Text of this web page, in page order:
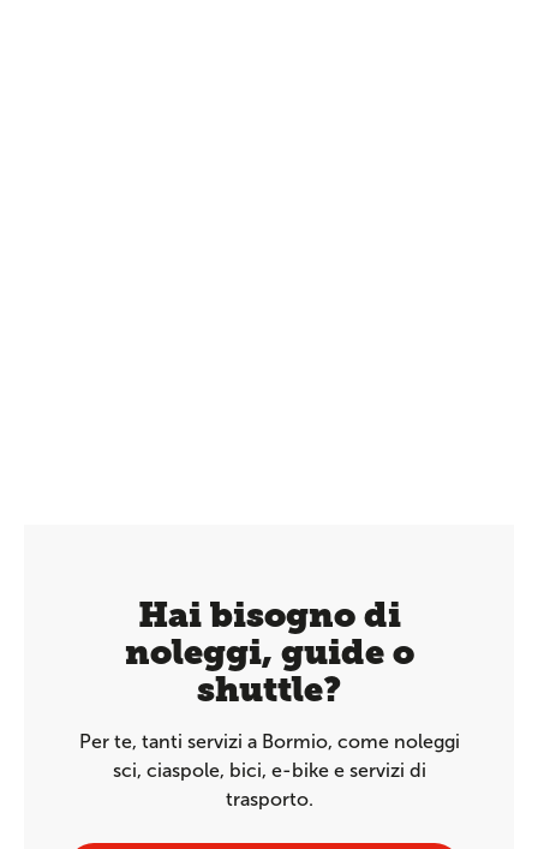
Hai bisogno di
noleggi, guide o
shuttle?
Per te, tanti servizi a Bormio, come noleggi
sci, ciaspole, bici, e-bike e servizi di
trasporto.